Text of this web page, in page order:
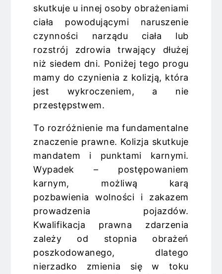
skutkuje u innej osoby obrażeniami
ciała powodującymi naruszenie
czynności narządu ciała lub
rozstrój zdrowia trwający dłużej
niż siedem dni. Poniżej tego progu
mamy do czynienia z kolizją, która
jest wykroczeniem, a nie
przestępstwem.
To rozróżnienie ma fundamentalne
znaczenie prawne. Kolizja skutkuje
mandatem i punktami karnymi.
Wypadek – postępowaniem
karnym, możliwą karą
pozbawienia wolności i zakazem
prowadzenia pojazdów.
Kwalifikacja prawna zdarzenia
zależy od stopnia obrażeń
poszkodowanego, dlatego
nierzadko zmienia się w toku